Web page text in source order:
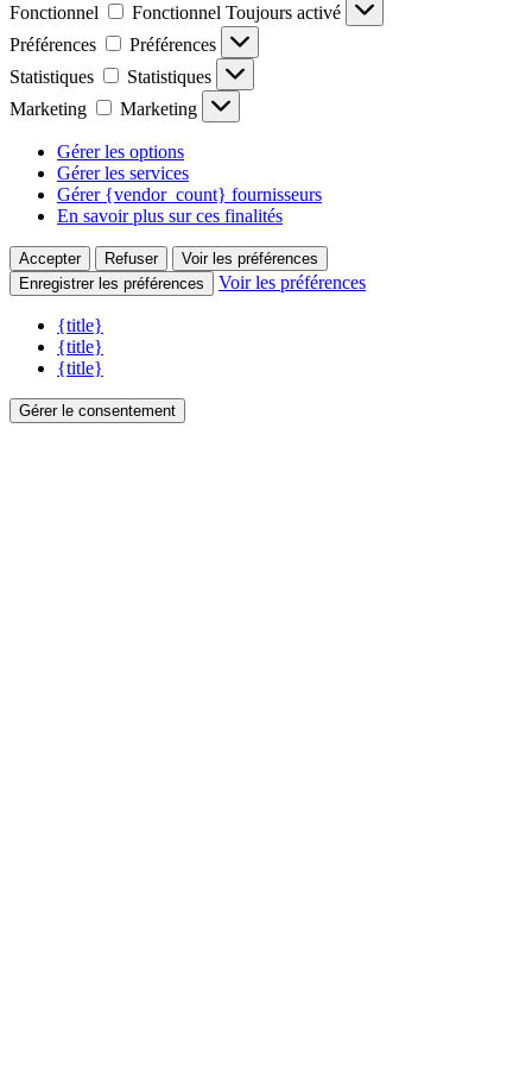
Fonctionnel
Fonctionnel Toujours activé
Préférences
Préférences
Statistiques
Statistiques
Marketing
Marketing
Gérer les options
Gérer les services
Gérer {vendor_count} fournisseurs
En savoir plus sur ces finalités
Accepter Refuser
Voir les préférences
Enregistrer les préférences
Voir les préférences
{title}
{title}
{title}
Gérer le consentement